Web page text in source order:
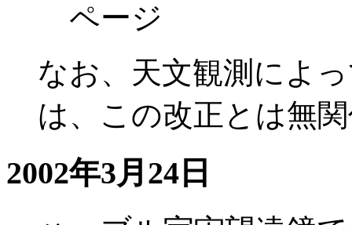
ページ
なお、天文観測によ
は、この改正とは無
2002年3月24日